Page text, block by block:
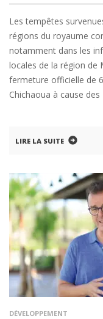
Les tempêtes
régions du royaume
notamment dans les
locales de la région de
fermeture officielle de
Chichaoua à cause des
LIRE LA SUITE
DÉVELOPPEMENT